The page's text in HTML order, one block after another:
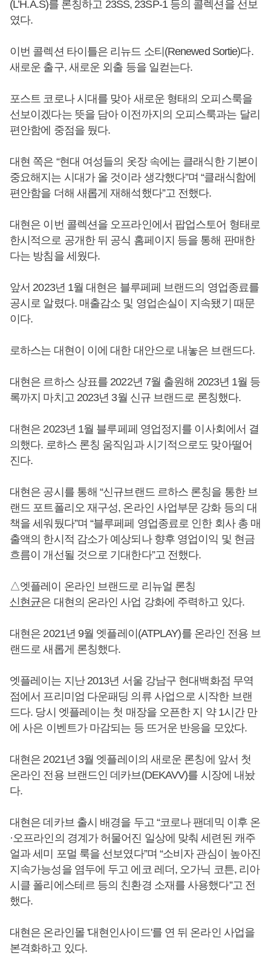
(L’H.A.S)를 론칭하고 23SS, 23SP-1 등의 콜렉션을 선보
였다.
이번 콜렉션 타이틀은 리뉴드 소티(Renewed Sortie)다.
새로운 출구, 새로운 외출 등을 일컫는다.
포스트 코로나 시대를 맞아 새로운 형태의 오피스룩을
선보이겠다는 뜻을 담아 이전까지의 오피스룩과는 달리
편안함에 중점을 뒀다.
대현 쪽은 “현대 여성들의 옷장 속에는 클래식한 기본이
중요해지는 시대가 올 것이라 생각했다”며 “클래식함에
편안함을 더해 새롭게 재해석했다”고 전했다.
대현은 이번 콜렉션을 오프라인에서 팝업스토어 형태로
한시적으로 공개한 뒤 공식 홈페이지 등을 통해 판매한
다는 방침을 세웠다.
앞서 2023년 1월 대현은 블루페페 브랜드의 영업종료를
공시로 알렸다. 매출감소 및 영업손실이 지속됐기 때문
이다.
로하스는 대현이 이에 대한 대안으로 내놓은 브랜드다.
대현은 르하스 상표를 2022년 7월 출원해 2023년 1월 등
록까지 마치고 2023년 3월 신규 브랜드로 론칭했다.
대현은 2023년 1월 블루페페 영업정지를 이사회에서 결
의했다. 로하스 론칭 움직임과 시기적으로도 맞아떨어
진다.
대현은 공시를 통해 “신규브랜드 르하스 론칭을 통한 브
랜드 포트폴리오 재구성, 온라인 사업부문 강화 등의 대
책을 세워뒀다”며 “블루페페 영업종료로 인한 회사 총 매
출액의 한시적 감소가 예상되나 향후 영업이익 및 현금
흐름이 개선될 것으로 기대한다”고 전했다.
△엣플레이 온라인 브랜드로 리뉴얼 론칭
신현균은 대현의 온라인 사업 강화에 주력하고 있다.
대현은 2021년 9월 엣플레이(ATPLAY)를 온라인 전용 브
랜드로 새롭게 론칭했다.
엣플레이는 지난 2013년 서울 강남구 현대백화점 무역
점에서 프리미엄 다운패딩 의류 사업으로 시작한 브랜
드다. 당시 엣플레이는 첫 매장을 오픈한 지 약 1시간 만
에 사은 이벤트가 마감되는 등 뜨거운 반응을 모았다.
대현은 2021년 3월 엣플레이의 새로운 론칭에 앞서 첫
온라인 전용 브랜드인 데카브(DEKAVV)를 시장에 내놨
다.
대현은 데카브 출시 배경을 두고 “코로나 팬데믹 이후 온
·오프라인의 경계가 허물어진 일상에 맞춰 세련된 캐주
얼과 세미 포멀 룩을 선보였다”며 “소비자 관심이 높아진
지속가능성을 염두에 두고 에코 레더, 오가닉 코튼, 리아
시클 폴리에스테르 등의 친환경 소재를 사용했다”고 전
했다.
대현은 온라인몰 '대현인사이드'를 연 뒤 온라인 사업을
본격화하고 있다.